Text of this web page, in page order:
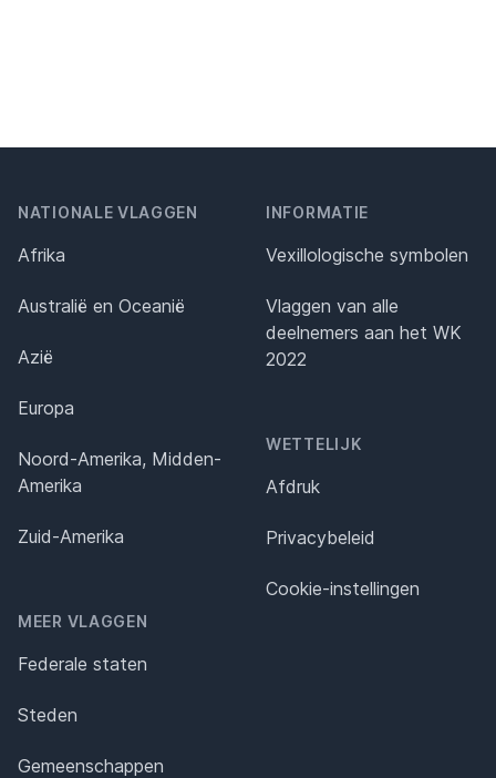
NATIONALE VLAGGEN
Afrika
Australië en Oceanië
Azië
Europa
Noord-Amerika, Midden-
Amerika
Zuid-Amerika
MEER VLAGGEN
Federale staten
Steden
Gemeenschappen
INFORMATIE
Vexillologische symbolen
Vlaggen van alle
deelnemers aan het WK
2022
WETTELIJK
Afdruk
Privacybeleid
Cookie-instellingen